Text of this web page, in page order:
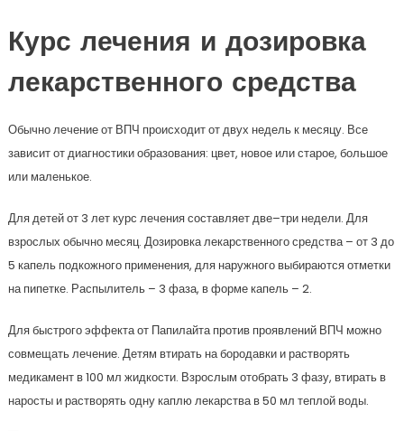
Курс лечения и дозировка
лекарственного средства
Обычно лечение от ВПЧ происходит от двух недель к месяцу. Все
зависит от диагностики образования: цвет, новое или старое, большое
или маленькое.
Для детей от 3 лет курс лечения составляет две–три недели. Для
взрослых обычно месяц. Дозировка лекарственного средства – от 3 до
5 капель подкожного применения, для наружного выбираются отметки
на пипетке. Распылитель – 3 фаза, в форме капель – 2.
Для быстрого эффекта от Папилайта против проявлений ВПЧ можно
совмещать лечение. Детям втирать на бородавки и растворять
медикамент в 100 мл жидкости. Взрослым отобрать 3 фазу, втирать в
наросты и растворять одну каплю лекарства в 50 мл теплой воды.